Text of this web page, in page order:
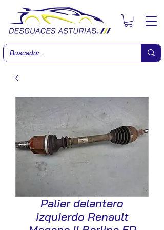
Palier delantero
izquierdo Renault